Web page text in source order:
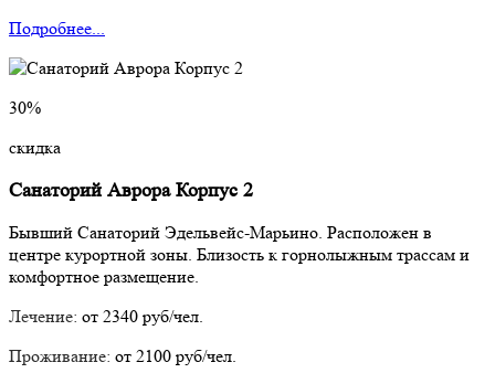
Подробнее...
30%
скидка
Санаторий Аврора Корпус 2
Бывший Санаторий Эдельвейс-Марьино. Расположен в
центре курортной зоны. Близость к горнолыжным трассам и
комфортное размещение.
Лечение: от 2340 руб/чел.
Проживание: от 2100 руб/чел.